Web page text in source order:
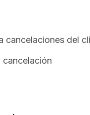
cancelaciones del
cancelación